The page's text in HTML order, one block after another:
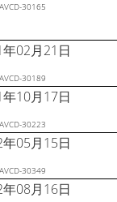
AVCD-30165
02月21日
AVCD-30189
10月17日
AVCD-30223
05月15日
AVCD-30349
08月16日